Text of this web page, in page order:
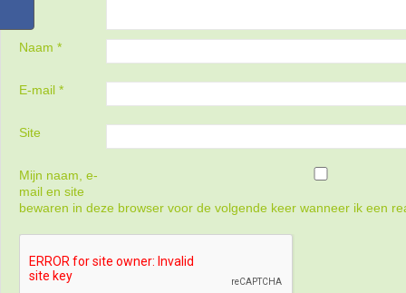
Naam *
E-mail *
Site
Mijn naam, e-
mail en site
bewaren in deze browser voor de volgende keer wanneer ik een